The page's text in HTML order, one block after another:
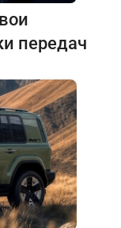
передач